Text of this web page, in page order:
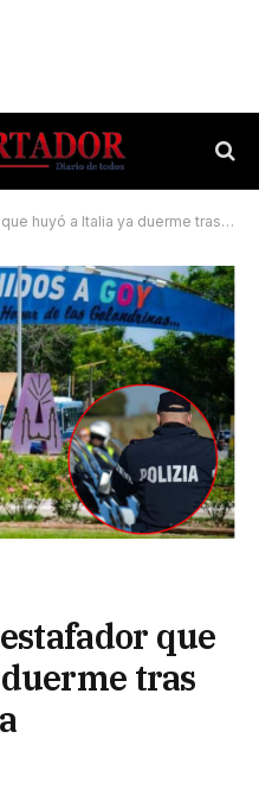
a Italia ya duerme tras las rejas en Goya
que
tras